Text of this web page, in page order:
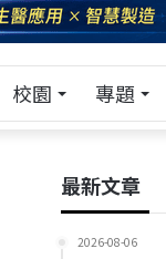
校園 專題
最新文章
2026-08-06